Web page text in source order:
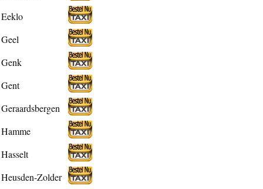
Eeklo
Geel
Genk
Gent
Geraardsbergen
Hamme
Hasselt
Heusden-Zolder